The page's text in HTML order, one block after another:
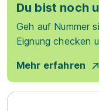
Du bist noch
Geh auf Nummer
Eignung checken
Mehr erfahren